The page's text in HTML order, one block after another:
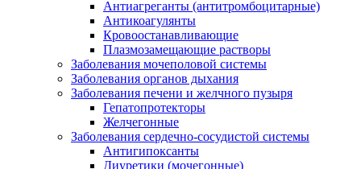
Антиагреганты (антитромбоцитарные)
Антикоагулянты
Кровоостанавливающие
Плазмозамещающие растворы
Заболевания мочеполовой системы
Заболевания органов дыхания
Заболевания печени и желчного пузыря
Гепатопротекторы
Желчегонные
Заболевания сердечно-сосудистой системы
Антигипоксанты
Диуретики (мочегонные)